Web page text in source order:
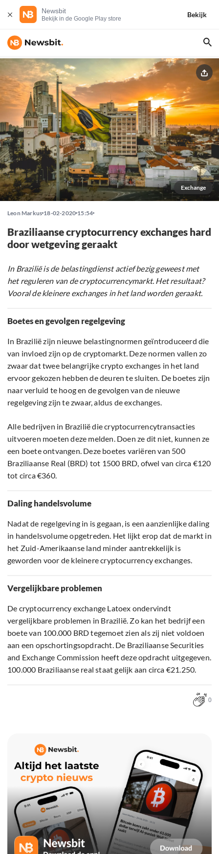
Newsbit
Bekijk in de Google Play store
Bekijk
Exchange
Leon Markus 18-02-2020 15:54
Braziliaanse cryptocurrency exchanges hard
door wetgeving geraakt
In Brazilië is de belastingdienst actief bezig geweest met
het reguleren van de cryptocurrencymarkt. Het resultaat?
Vooral de kleinere exchanges in het land worden geraakt.
Boetes en gevolgen regelgeving
In Brazilië zijn nieuwe belastingnormen geïntroduceerd die
van invloed zijn op de cryptomarkt. Deze normen vallen zo
zwaar dat twee belangrijke crypto exchanges in het land
ervoor gekozen hebben de deuren te sluiten. De boetes zijn
naar verluid te hoog en de gevolgen van de nieuwe
regelgeving zijn te zwaar, aldus de exchanges.
Alle bedrijven in Brazilië die cryptocurrencytransacties
uitvoeren moeten deze melden. Doen ze dit niet, kunnen ze
een boete ontvangen. Deze boetes variëren van 500
Braziliaanse Real (BRD) tot 1500 BRD, ofwel van circa €120
tot circa €360.
Daling handelsvolume
Nadat de regelgeving in is gegaan, is een aanzienlijke daling
in handelsvolume opgetreden. Het lijkt erop dat de markt in
het Zuid-Amerikaanse land minder aantrekkelijk is
geworden voor de kleinere cryptocurrency exchanges.
Vergelijkbare problemen
De cryptocurrency exchange Latoex ondervindt
vergelijkbare problemen in Brazilië. Zo kan het bedrijf een
boete van 100.000 BRD tegemoet zien als zij niet voldoen
aan een opschortingsopdracht. De Braziliaanse Securities
and Exchange Commission heeft deze opdracht uitgegeven.
100.000 Braziliaanse real staat gelijk aan circa €21.250.
0